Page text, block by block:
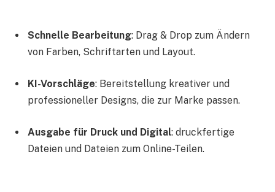
Schnelle Bearbeitung: Drag & Drop zum Ändern
von Farben, Schriftarten und Layout.
KI-Vorschläge: Bereitstellung kreativer und
professioneller Designs, die zur Marke passen.
Ausgabe für Druck und Digital: druckfertige
Dateien und Dateien zum Online-Teilen.